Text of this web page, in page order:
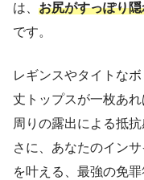
は、 お尻がすっぽり
です。
レギンスやタイトな
丈トップスが一枚あ
周りの露出による抵
さに、あなたのイン
を叶える、最強の免罪